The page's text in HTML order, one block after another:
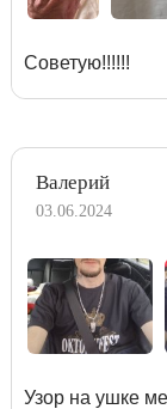
Советую!!!!!!
Валерий
03.06.2024
Узор на ушке